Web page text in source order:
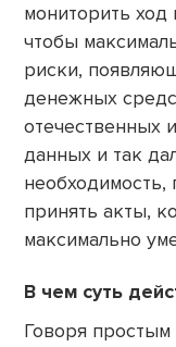
мониторить ход
чтобы
риски,
денежных
отечественных
данных и так
необходимость,
принять акты,
максимально
В чем суть
Говоря простым